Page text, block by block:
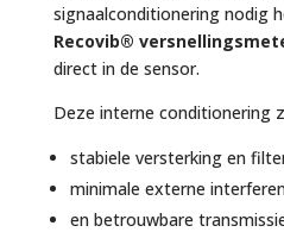
signaalconditionering nodig
Recovib®
direct in de sensor.
Deze interne conditionering
stabiele versterking en
minimale externe
en betrouwbare